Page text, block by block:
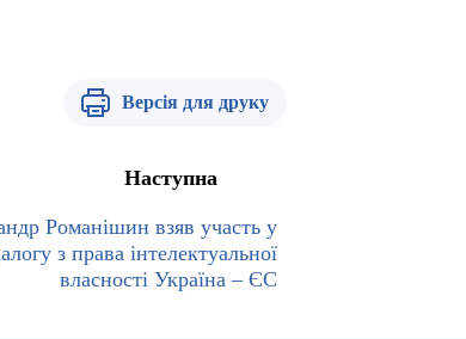
Версія для друку
Наступна
Романішин взяв участь у
з права інтелектуальної
власності Україна – ЄС